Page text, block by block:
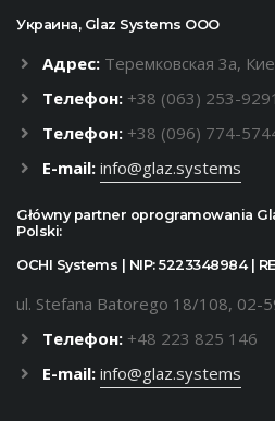
Украина, Glaz Systems ООО
Адрес: Теремковская 3а,
Телефон: +38 (063) 253-9291
Телефон: +38 (096) 774-
E-mail: info@glaz.systems
Główny partner oprogramowania
Polski:
OCHI Systems | NIP: 5223348984 |
ul. Stefana Batorego 18/108, 02-
Телефон: +48 223 825 146
E-mail: info@glaz.systems